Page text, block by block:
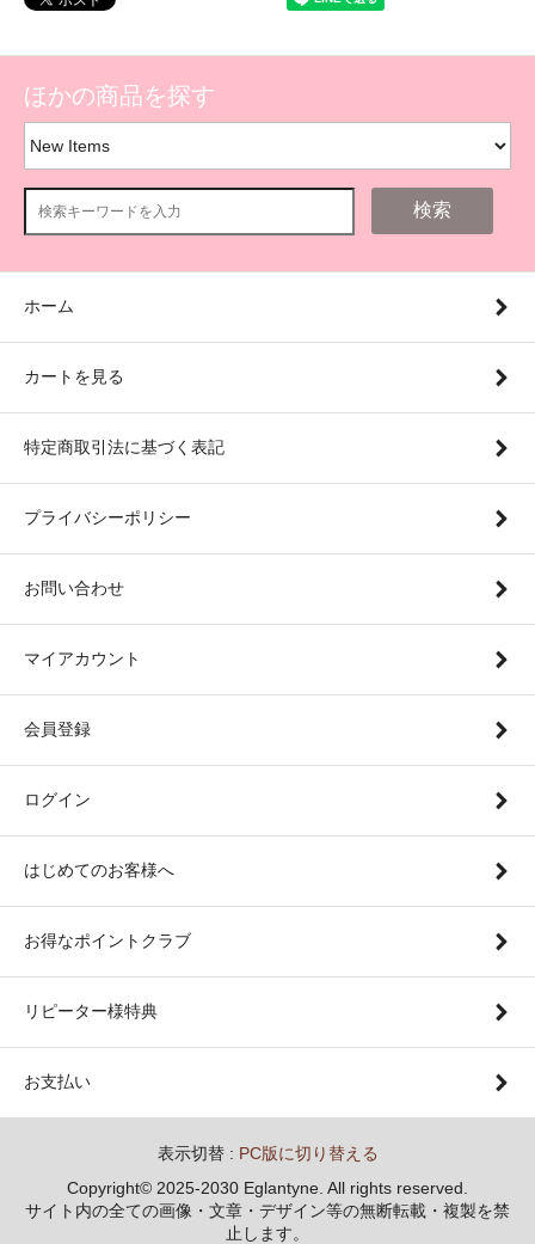
ほかの商品を探す
検索
ホーム
カートを見る
特定商取引法に基づく表記
プライバシーポリシー
お問い合わせ
マイアカウント
会員登録
ログイン
はじめてのお客様へ
お得なポイントクラブ
リピーター様特典
お支払い
表示切替 : PC版に切り替える
Copyright© 2025-2030 Eglantyne. All rights reserved.
サイト内の全ての画像・文章・デザイン等の無断転載・複製を禁
止します。